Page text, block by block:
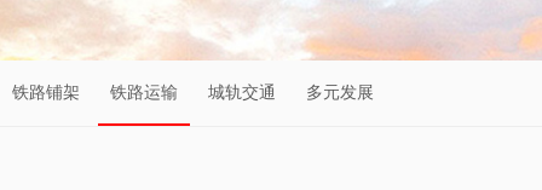
铁路铺架 铁路运输 城轨交通 多元发展